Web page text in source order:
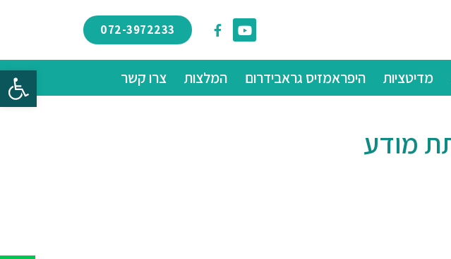
072-3972233
מדיטציות היפראמזיס גראבידרום המלצות צרו קשר
מודע